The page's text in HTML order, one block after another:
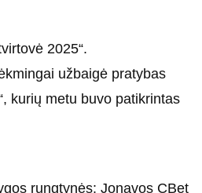
2025“.
užbaigė pratybas
kurių metu buvo patikrintas
rungtynės: Jonavos CBet